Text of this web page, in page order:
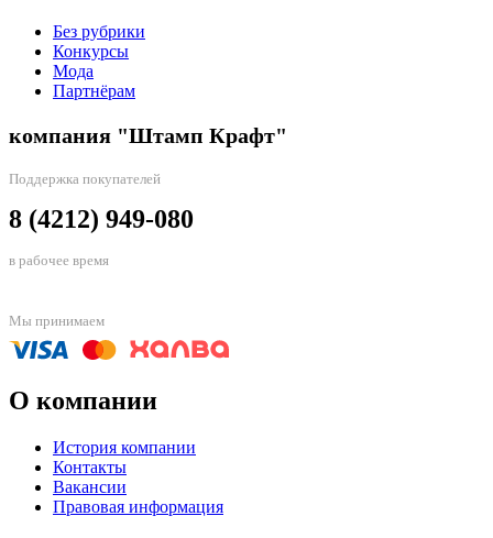
Без рубрики
Конкурсы
Мода
Партнёрам
компания "Штамп Крафт"
Поддержка покупателей
8 (4212) 949-080
в рабочее время
Мы принимаем
О компании
История компании
Контакты
Вакансии
Правовая информация